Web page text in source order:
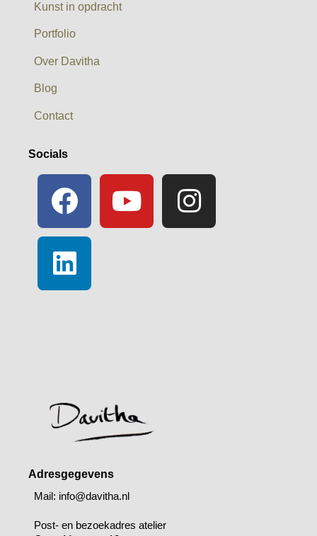
Kunst in opdracht
Portfolio
Over Davitha
Blog
Contact
Socials
Adresgegevens
Mail: info@davitha.nl
Post- en bezoekadres atelier